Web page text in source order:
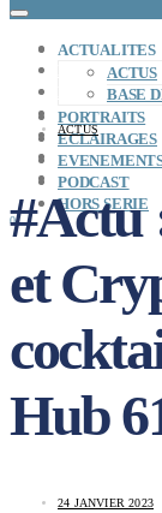
CONCEPT
LE MAG
MAYDAY JOB
CARTE DE
NOS
CONNEXION
0
ACTUALITES
ACTUS
BASE
PORTRAITS
ECLAIRAGES
PODCAST
HORS SERIE
ACTUS
#Actu
et
Hub
24 JANVIER 2023